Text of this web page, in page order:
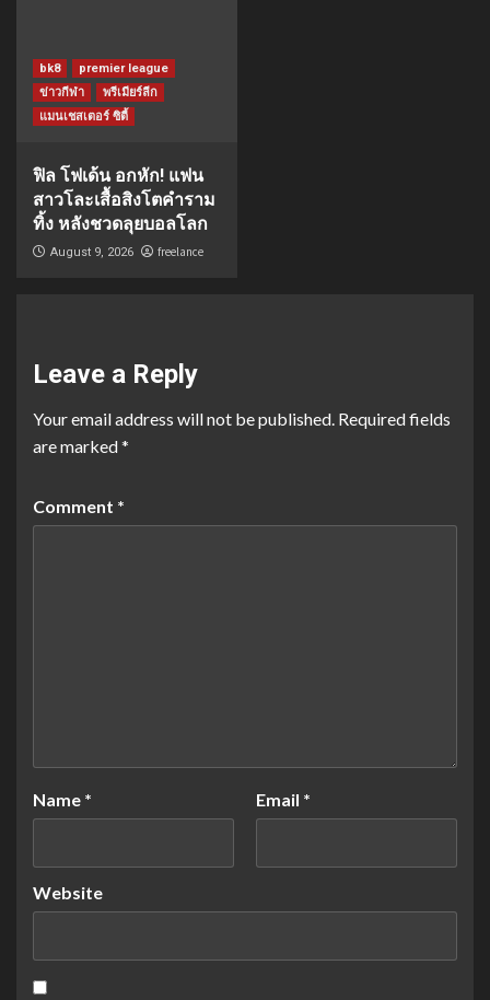
bk8
premier league
ข่าวกีฬา
พรีเมียร์ลีก
แมนเชสเตอร์ ซิตี้
ฟิล โฟเด้น อกหัก! แฟน
สาวโละเสื้อสิงโตคำราม
ทิ้ง หลังชวดลุยบอลโลก
August 9, 2026 freelance
Leave a Reply
Your email address will not be published. Required fields
are marked*
Comment *
Name * Email *
Website